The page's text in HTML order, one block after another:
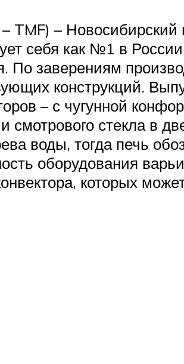
– Новосибирский
себя как №1 в
По заверениям
конструкций.
– с чугунной
смотрового стекла в
воды, тогда печь
оборудования
которых